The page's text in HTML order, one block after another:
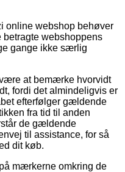
online webshop behøver
webshoppens
gange ikke særlig
at bemærke hvorvidt
fordi det almindeligvis er
efterfølger gældende
fra tid til anden
de gældende
til assistance, for så
dit køb.
mærkerne omkring de